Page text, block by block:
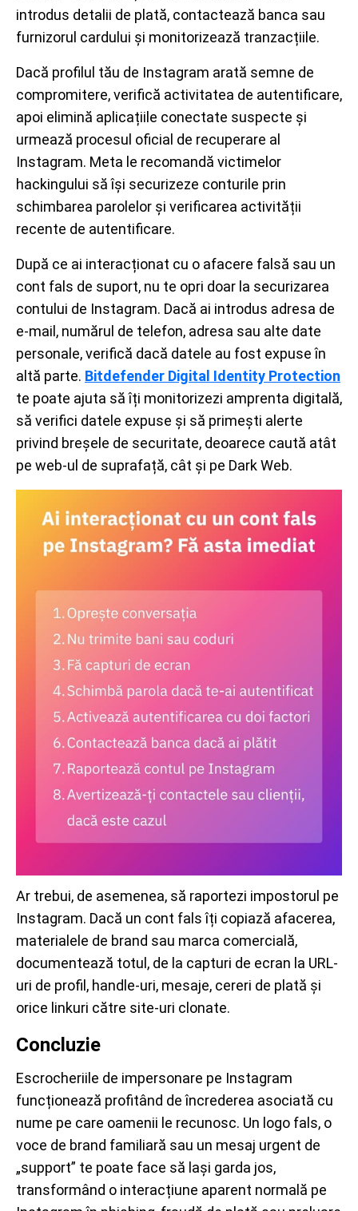
introdus detalii de plată, contactează banca sau
furnizorul cardului și monitorizează tranzacțiile.
Dacă profilul tău de Instagram arată semne de
compromitere, verifică activitatea de autentificare,
apoi elimină aplicațiile conectate suspecte și
urmează procesul oficial de recuperare al
Instagram. Meta le recomandă victimelor
hackingului să își securizeze conturile prin
schimbarea parolelor și verificarea activității
recente de autentificare.
După ce ai interacționat cu o afacere falsă sau un
cont fals de suport, nu te opri doar la securizarea
contului de Instagram. Dacă ai introdus adresa de
e-mail, numărul de telefon, adresa sau alte date
personale, verifică dacă datele au fost expuse în
altă parte. Bitdefender Digital Identity Protection
te poate ajuta să îți monitorizezi amprenta digitală,
să verifici datele expuse și să primești alerte
privind breșele de securitate, deoarece caută atât
pe web-ul de suprafață, cât și pe Dark Web.
Ar trebui, de asemenea, să raportezi impostorul pe
Instagram. Dacă un cont fals îți copiază afacerea,
materialele de brand sau marca comercială,
documentează totul, de la capturi de ecran la URL-
uri de profil, handle-uri, mesaje, cereri de plată și
orice linkuri către site-uri clonate.
Concluzie
Escrocheriile de impersonare pe Instagram
funcționează profitând de încrederea asociată cu
nume pe care oamenii le recunosc. Un logo fals, o
voce de brand familiară sau un mesaj urgent de
„support” te poate face să lași garda jos,
transformând o interacțiune aparent normală pe